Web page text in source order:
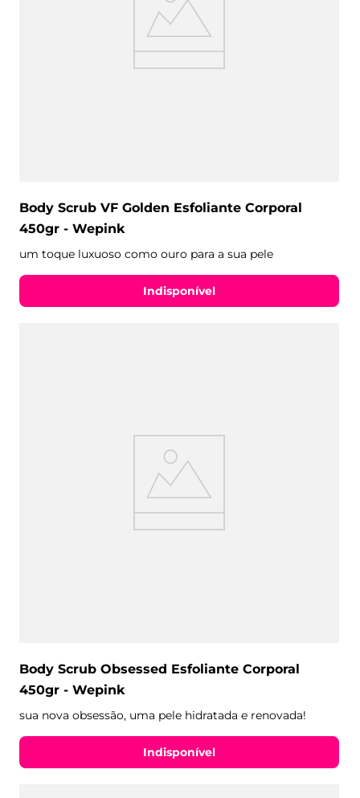
Body Scrub VF Golden Esfoliante Corporal
450gr - Wepink
um toque luxuoso como ouro para a sua pele
Indisponível
Body Scrub Obsessed Esfoliante Corporal
450gr - Wepink
sua nova obsessão, uma pele hidratada e renovada!
Indisponível